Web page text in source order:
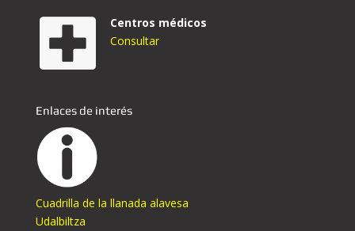
Centros médicos
Consultar
Enlaces de interés
Cuadrilla de la llanada alavesa
Udalbiltza